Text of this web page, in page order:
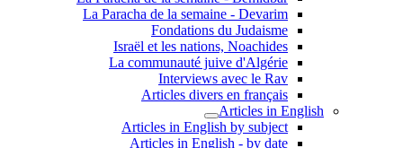
La Paracha de la semaine - Devarim
Fondations du Judaisme
Israël et les nations, Noachides
La communauté juive d'Algérie
Interviews avec le Rav
Articles divers en français
Articles in English
Articles in English by subject
Articles in English - by date